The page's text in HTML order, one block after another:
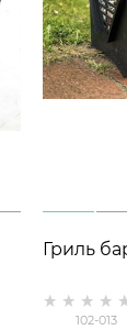
Гриль
102-013